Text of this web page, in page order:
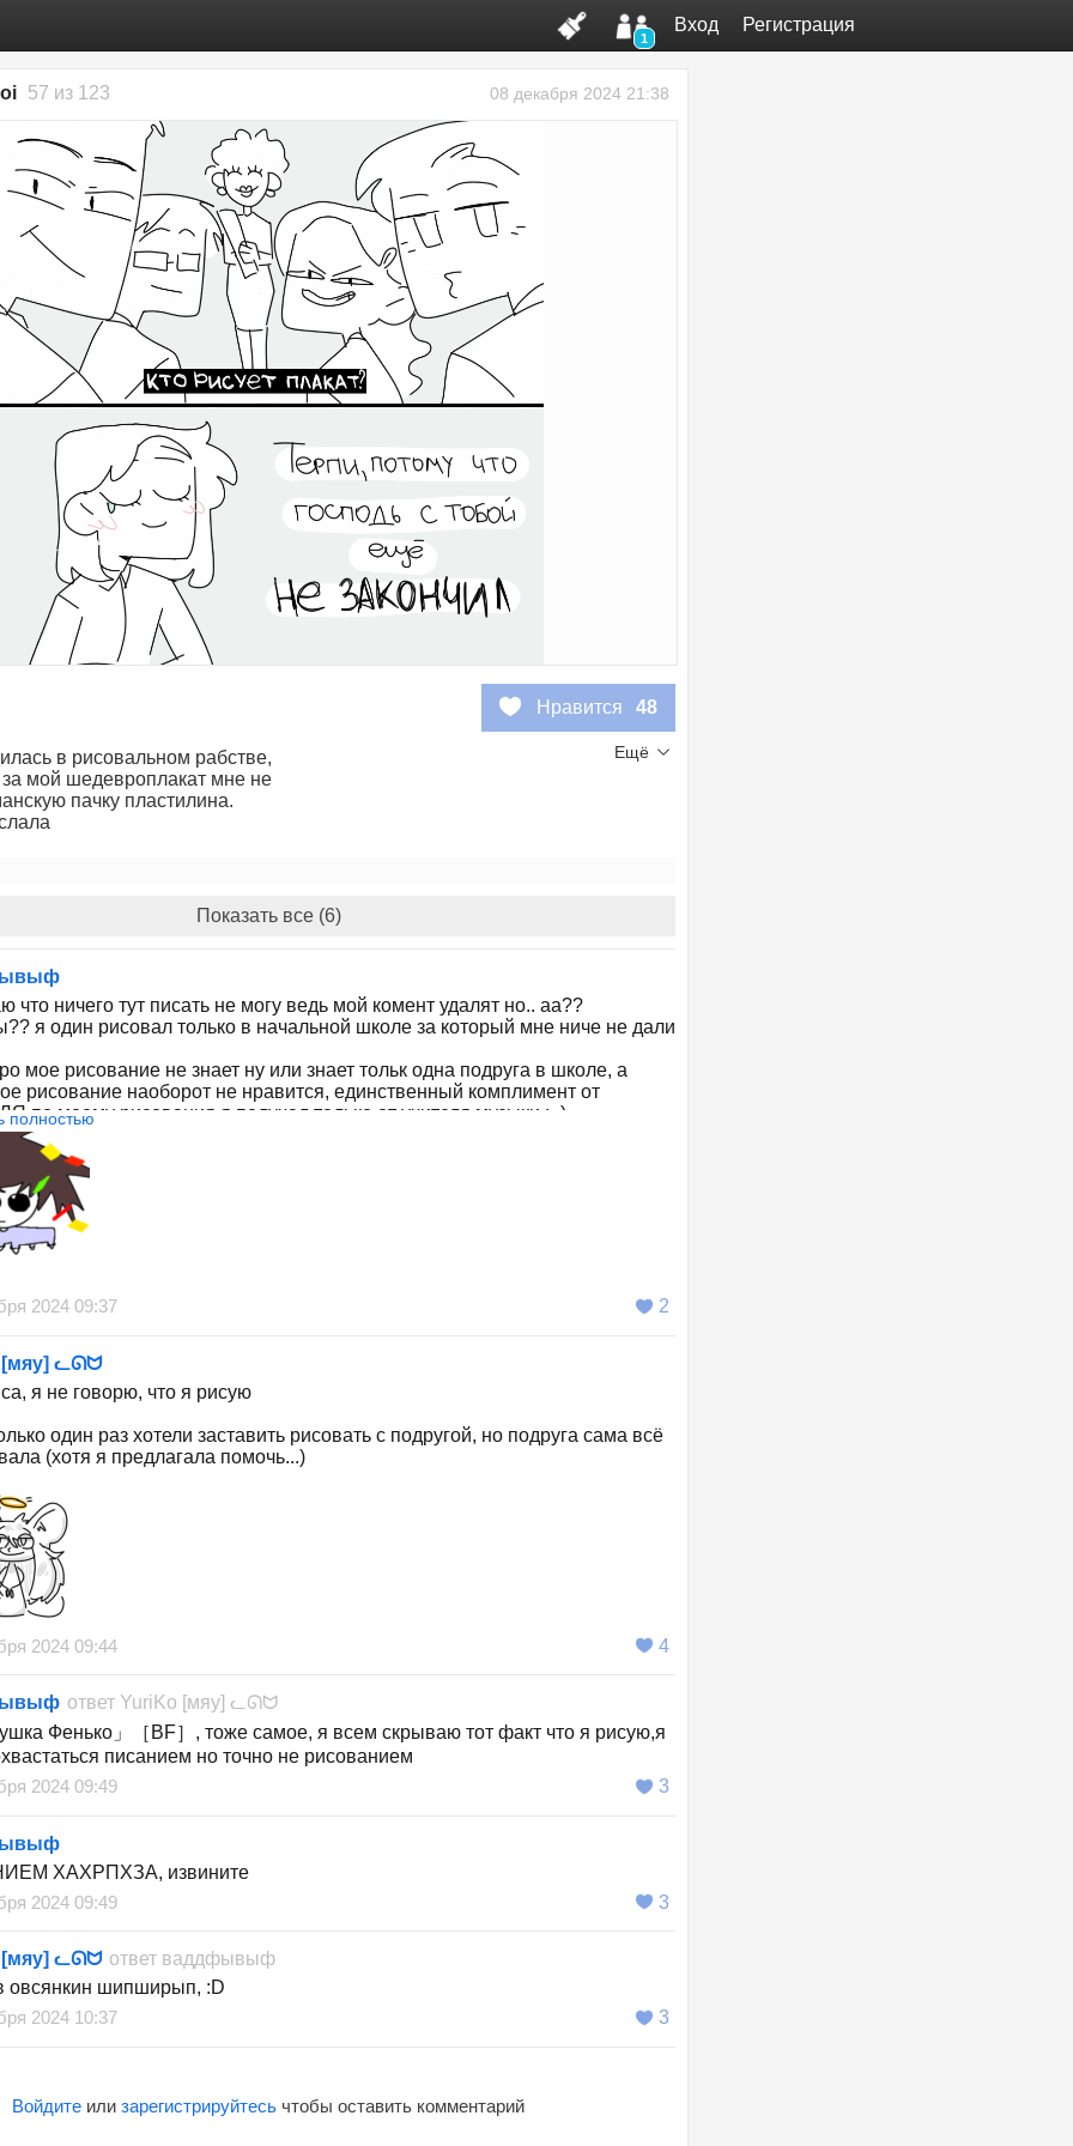
1
Вход Регистрация
08 декабря 2024 21:38
57 из 123
в рисовальном рабстве,
за мой шедевроплакат мне не
пачку пластилина.
Нравится 48
Ещё
Показать все (6)
что ничего тут писать не могу ведь мой комент удалят но.. аа??
я один рисовал только в начальной школе за который мне ниче не дали
мое рисование не знает ну или знает тольк одна подруга в школе, а
рисование наоборот не нравится, единственный комплимент от
по моему рисования я получал только от учителя музыки :_)
полностью
2024 09:37 2
[мяу] ᓚᘏᗢ
я не говорю, что я рисую
один раз хотели заставить рисовать с подругой, но подруга сама всё
(хотя я предлагала помочь...)
2024 09:44 4
ответ YuriKo [мяу] ᓚᘏᗢ
Фенько」［BF］, тоже самое, я всем скрываю тот факт что я рисую,я
писанием но точно не рисованием
2024 09:49
3
ХАХРПХЗА, извините
2024 09:49
3
[мяу] ᓚᘏᗢ ответ ваддфывыф
овсянкин шипширып, :D
2024 10:37
3
Войдите или зарегистрируйтесь чтобы оставить комментарий